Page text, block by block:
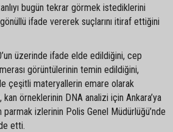
bugün tekrar görmek istediklerini
gönüllü ifade vererek suçlarını itiraf ettiğini
üzerinde ifade elde edildiğini, cep
görüntülerinin temin edildiğini,
ile çeşitli materyallerin emare olarak
kan örneklerinin DNA analizi için Ankara’ya
izlerinin Polis Genel Müdürlüğü’nde
etti.